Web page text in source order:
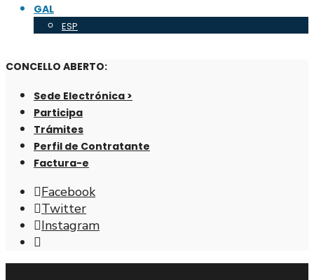
GAL
ESP
CONCELLO ABERTO:
Sede Electrónica >
Participa
Trámites
Perfil de Contratante
Factura-e
Facebook
Twitter
Instagram